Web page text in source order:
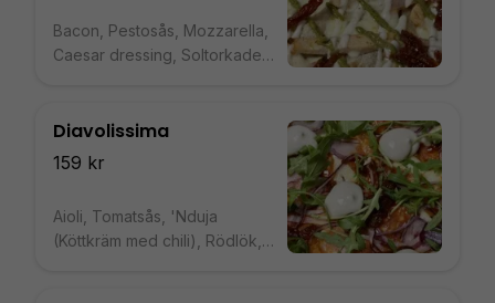
Bacon, Pestosås, Mozzarella,
Caesar dressing, Soltorkade
Diavolissima
159 kr
Aioli, Tomatsås, 'Nduja
(Köttkräm med chili), Rödlök,